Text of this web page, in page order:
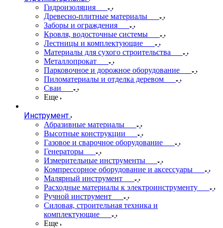
Гидроизоляция
Древесно-плитные материалы
Заборы и ограждения
Кровля, водосточные системы
Лестницы и комплектующие
Материалы для сухого строительства
Металлопрокат
Парковочное и дорожное оборудование
Пиломатериалы и отделка деревом
Сваи
Еще
Инструмент
Абразивные материалы
Высотные конструкции
Газовое и сварочное оборудование
Генераторы
Измерительные инструменты
Компрессорное оборудование и аксессуары
Малярный инструмент
Расходные материалы к электроинструменту
Ручной инструмент
Силовая, строительная техника и
комплектующие
Еще